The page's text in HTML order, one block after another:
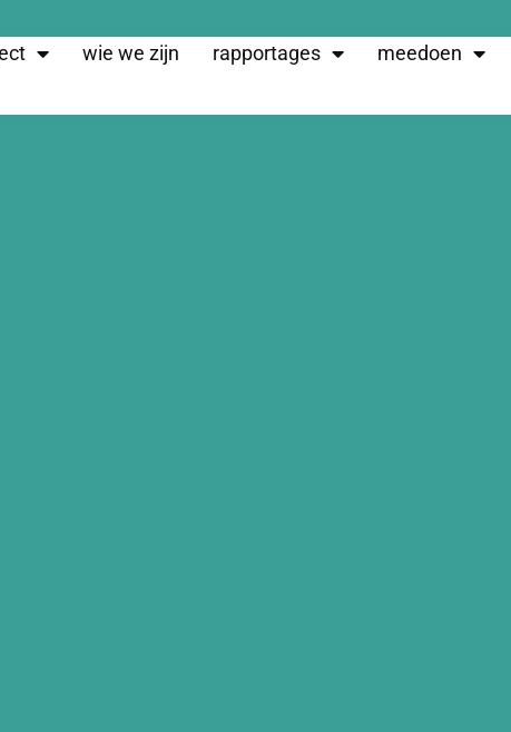
wie we zijn rapportages meedoen